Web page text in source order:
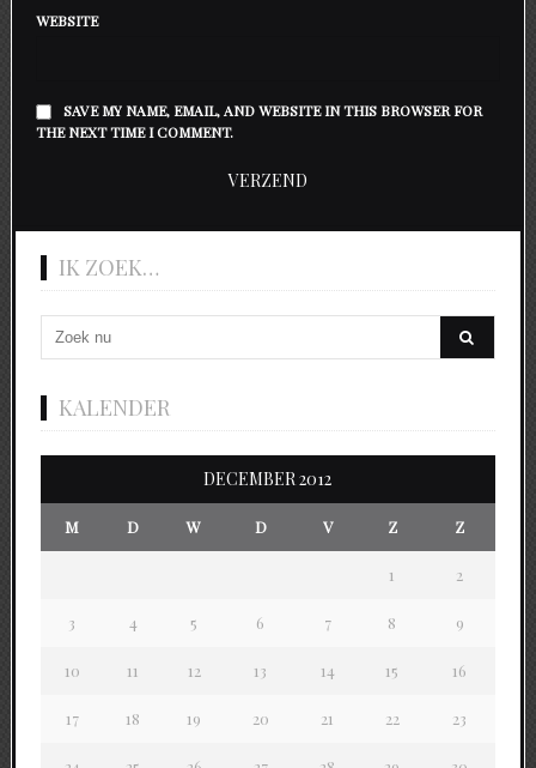
WEBSITE
SAVE MY NAME, EMAIL, AND WEBSITE IN THIS BROWSER FOR
THE NEXT TIME I COMMENT.
IK ZOEK…
KALENDER
DECEMBER 2012
M D W D V Z Z
1 2
3 4 5 6 7 8 9
10 11 12 13 14 15 16
17 18 19 20 21 22 23